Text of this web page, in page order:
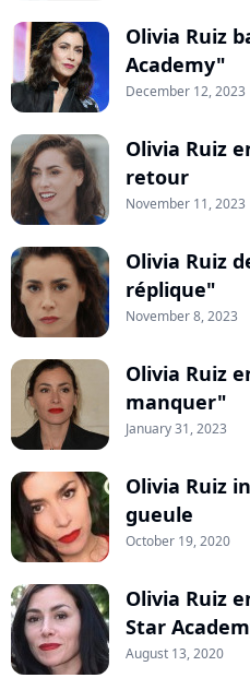
Olivia Ruiz
Academy"
December 12, 2023
Olivia Ruiz
retour
November 11, 2023
Olivia Ruiz
réplique"
November 8, 2023
Olivia Ruiz
manquer"
January 31, 2023
Olivia Ruiz
gueule
October 19, 2020
Olivia Ruiz
Star
August 13, 2020